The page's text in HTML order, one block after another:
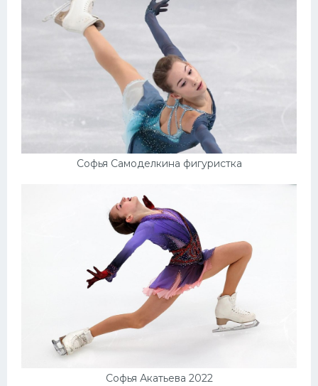
Софья Самоделкина фигуристка
Софья Акатьева 2022